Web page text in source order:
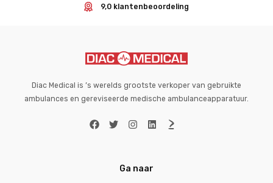
9,0 klantenbeoordeling
Diac Medical is ’s werelds grootste verkoper van gebruikte
ambulances en gereviseerde medische ambulanceapparatuur.
Ga naar